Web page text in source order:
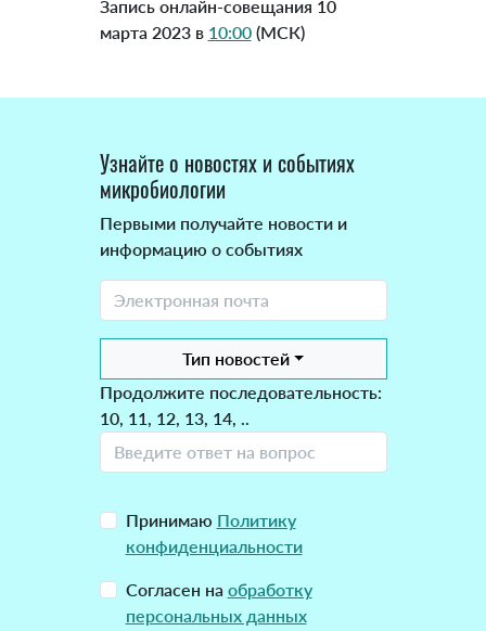
Запись онлайн-совещания 10
марта 2023 в 10:00(МСК)
Узнайте о новостях и событиях
микробиологии
Первыми получайте новости и
информацию о событиях
Тип новостей
Продолжите последовательность:
10, 11, 12, 13, 14, ..
Принимаю Политику
конфиденциальности
Согласен на обработку
персональных данных